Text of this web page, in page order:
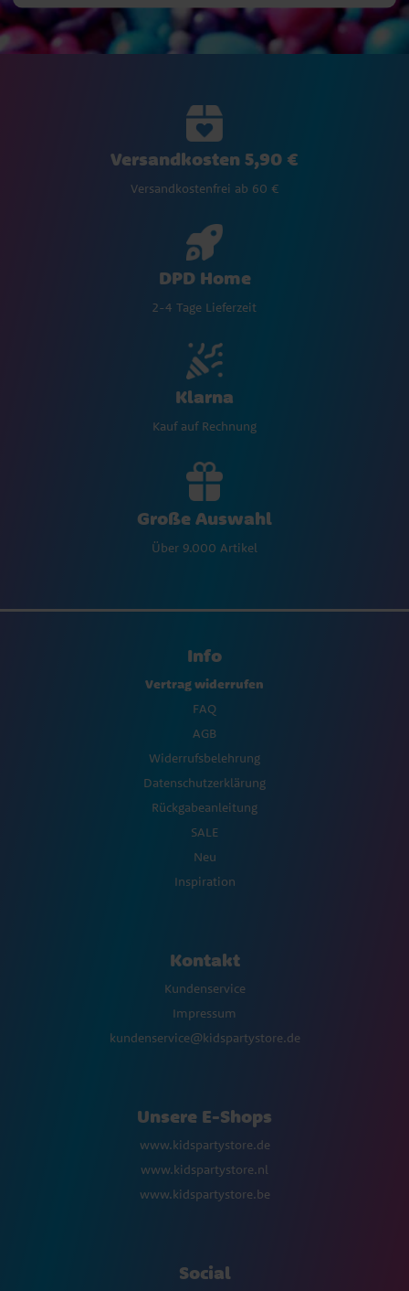
Versandkosten 5,90 €
Versandkostenfrei ab 60 €
DPD Home
2-4 Tage Lieferzeit
Klarna
Kauf auf Rechnung
Große Auswahl
Über 9.000 Artikel
Info
Vertrag widerrufen
FAQ
AGB
Widerrufsbelehrung
Datenschutzerklärung
Rückgabeanleitung
SALE
Neu
Inspiration
Kontakt
Kundenservice
Impressum
kundenservice@kidspartystore.de
Unsere E-Shops
www.kidspartystore.de
www.kidspartystore.nl
www.kidspartystore.be
Social